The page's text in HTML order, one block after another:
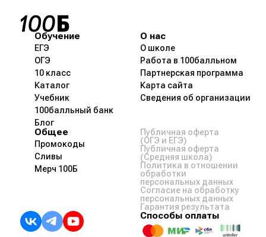
Обучение
ЕГЭ
ОГЭ
10 класс
Каталог
Учебник
100балльный банк
Блог
О нас
О школе
Работа в 100балльном
Партнерская программа
Карта сайта
Сведения об организации
Общее
Промокоды
Сливы
Мерч 100Б
Публичная оферта
(ОГЭ и ЕГЭ)
Публичная оферта
(Средняя школа)
Политика в отношении
обработки
персональных данных
Согласие на обработку
персональных данных
Гарантия результата
Способы оплаты